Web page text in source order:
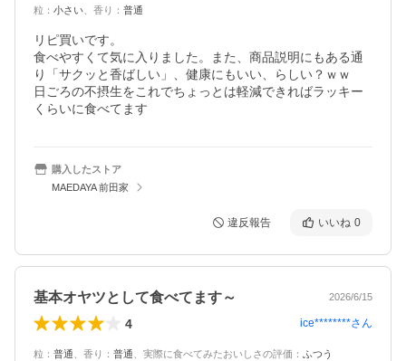
粒 ： 小さい 香り ： 普通
リピ買いです。
食べやすくて気に入りました。また、商品説明にもある通
り「サクッと香ばしい」、健康にもいい、らしい？ｗｗ
日ごろの不摂生をこれでちょっとは軽減できればラッキー
くらいに食べてます
購入したストア
MAEDAYA 前田家
違反報告 いいね 0
基本オヤツとして食べてます～ 2026/6/15
4 ice********さん
粒 ： 普通 香り ： 普通 実際に食べてみたおいしさの評価 ： ふつう